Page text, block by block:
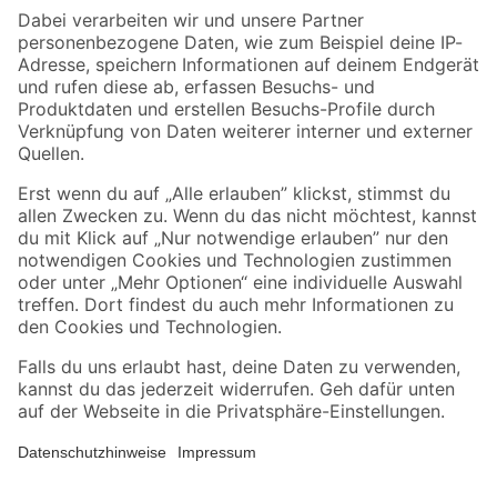
Zahlungsarten Versandarten
Sicher einkaufen
Jetzt die toom-App herunterladen
Alle Preisangaben in EUR inkl. gesetzl. MwSt.. Die dargestellten Angebote sind unter
Umständen nicht in allen Märkten verfügbar. Die angegebenen Verfügbarkeiten beziehen
Produkte nur solange der Vorrat reicht.
*Paketversand ab 59 € versandkostenfrei, gilt nicht für Artikel mit Speditionsversand, hier